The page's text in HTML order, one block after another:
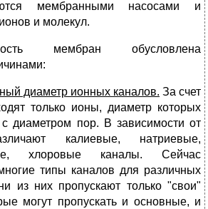
мембранными насосами и
и молекул.
мембран обусловлена
диаметр ионных каналов. За счет
только ионы, диаметр которых
с диаметром пор. В зависимости от
калиевые, натриевые,
хлоровые каналы. Сейчас
типы каналов для различных
из них пропускают только "свои"
могут пропускать и основные, и